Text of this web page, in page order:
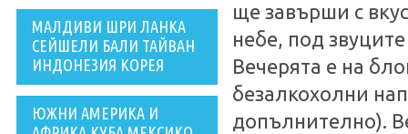
МАЛДИВИ ШРИ ЛАНКА
СЕЙШЕЛИ БАЛИ ТАЙВАН
ИНДОНЕЗИЯ КОРЕЯ
ЮЖНИ АМЕРИКА И
ще завърши с
небе, под
Вечерята е на
безалкохолни
допълнително).